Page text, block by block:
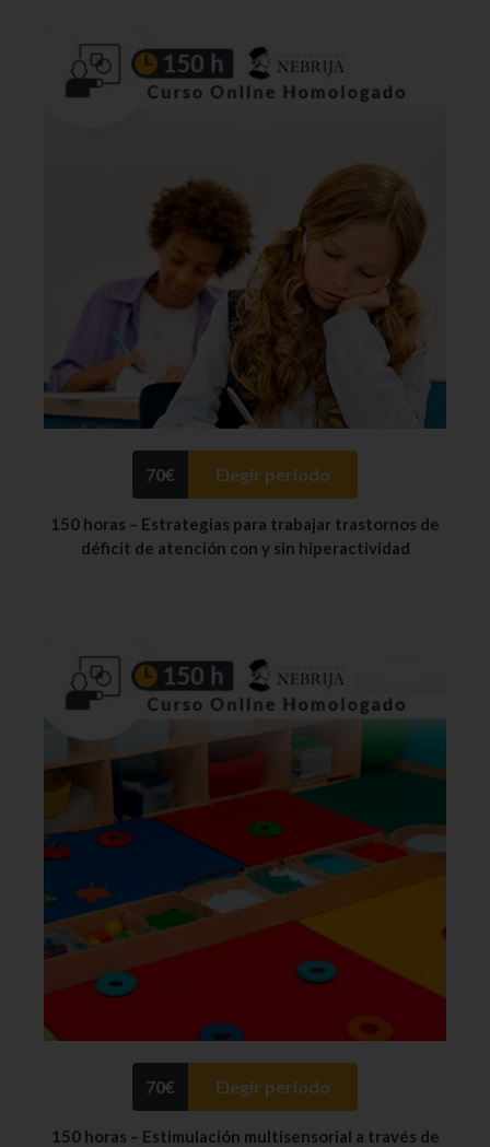
70€ Elegir periodo
150 horas – Estrategias para trabajar trastornos de
déficit de atención con y sin hiperactividad
70€ Elegir periodo
150 horas – Estimulación multisensorial a través de